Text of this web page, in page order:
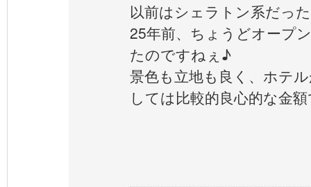
以前はシェラトン系だっ
25年前、ちょうどオープ
たのですねぇ♪
景色も立地も良く、ホテ
しては比較的良心的な金